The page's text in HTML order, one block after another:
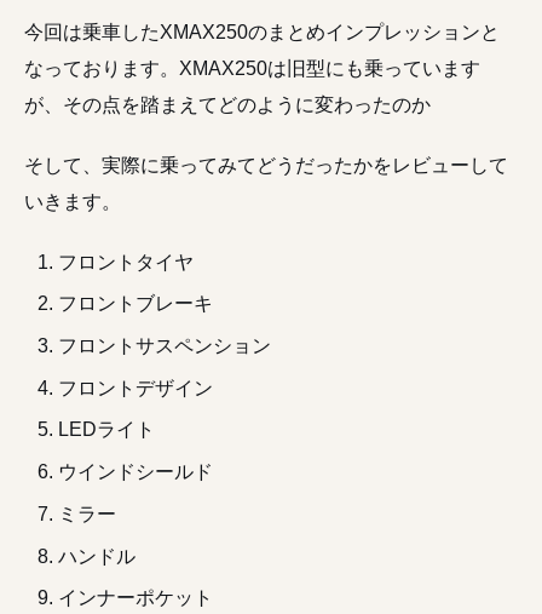
今回は乗車したXMAX250のまとめインプレッションと
なっております。XMAX250は旧型にも乗っています
が、その点を踏まえてどのように変わったのか
そして、実際に乗ってみてどうだったかをレビューして
いきます。
フロントタイヤ
フロントブレーキ
フロントサスペンション
フロントデザイン
LEDライト
ウインドシールド
ミラー
ハンドル
インナーポケット